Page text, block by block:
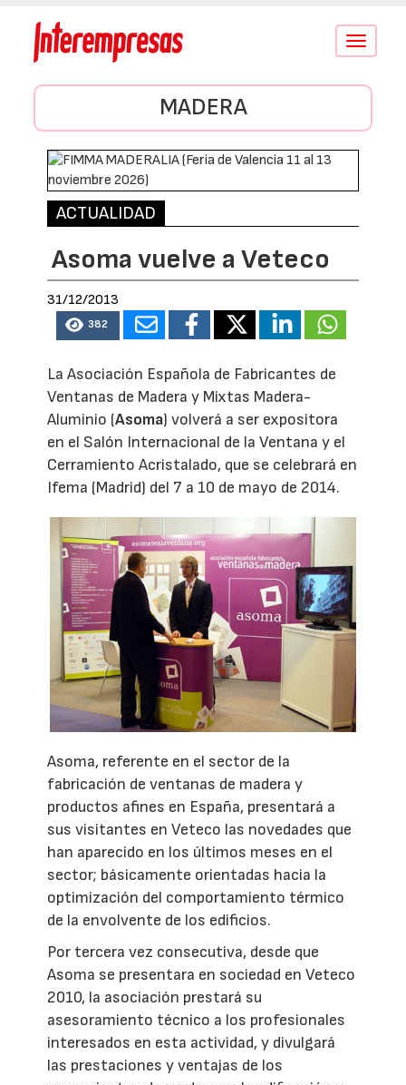
Conmutar
MADERA
ACTUALIDAD
Asoma vuelve a Veteco
31/12/2013
382
La Asociación Española de Fabricantes de
Ventanas de Madera y Mixtas Madera-
Aluminio (Asoma) volverá a ser expositora
en el Salón Internacional de la Ventana y el
Cerramiento Acristalado, que se celebrará en
Ifema (Madrid) del 7 a 10 de mayo de 2014.
Asoma, referente en el sector de la
fabricación de ventanas de madera y
productos afines en España, presentará a
sus visitantes en Veteco las novedades que
han aparecido en los últimos meses en el
sector; básicamente orientadas hacia la
optimización del comportamiento térmico
de la envolvente de los edificios.
Por tercera vez consecutiva, desde que
Asoma se presentara en sociedad en Veteco
2010, la asociación prestará su
asesoramiento técnico a los profesionales
interesados en esta actividad, y divulgará
las prestaciones y ventajas de los